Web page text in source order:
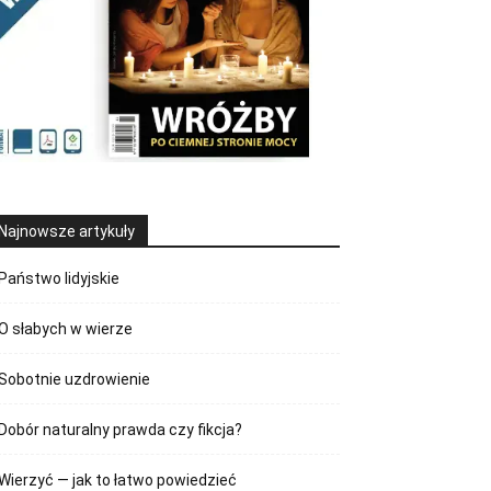
artykuły
lidyjskie
słabych w wierze
uzdrowienie
naturalny prawda czy fikcja?
— jak to łatwo powiedzieć